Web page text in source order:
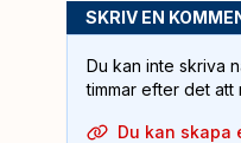
SKRIV EN
Du kan inte skriva
timmar efter det att
Du kan skapa